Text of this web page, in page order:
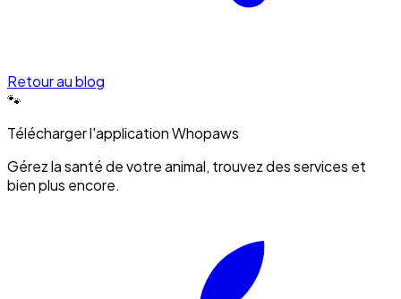
Retour au blog
🐾
Télécharger l'application Whopaws
Gérez la santé de votre animal, trouvez des services et
bien plus encore.